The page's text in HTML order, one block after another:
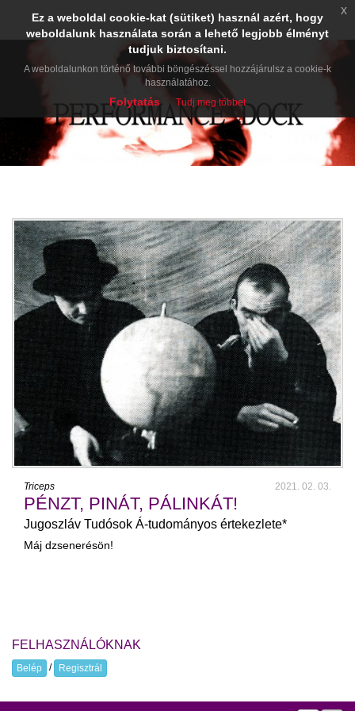
Triceps 2021. 02. 03.
PÉNZT, PINÁT, PÁLINKÁT!
Jugoszláv Tudósok Á-tudományos értekezlete*
Máj dzsenerésön!
FELHASZNÁLÓKNAK
Belép / Regisztrál
Ez a weboldal cookie-kat (sütiket) használ azért, hogy
weboldalunk használata során a lehető legjobb élményt
tudjuk biztosítani.
A weboldalunkon történő további böngészéssel hozzájárulsz a cookie-k
használatához.
Folytatás Tudj meg többet
x